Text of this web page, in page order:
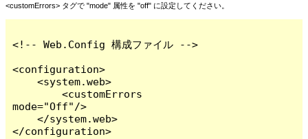
<customErrors> タグで "mode" 属性を "off" に設定してください。
<!-- Web.Config 構成ファイル -->
<configuration>
    <system.web>
        <customErrors
mode="Off"/>
    </system.web>
</configuration>